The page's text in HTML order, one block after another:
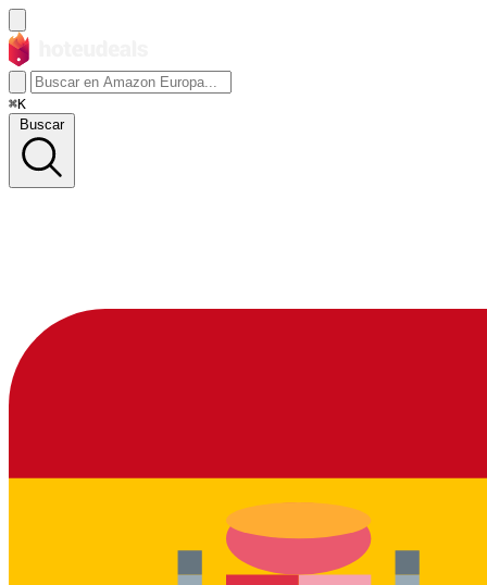
⌘K
Buscar